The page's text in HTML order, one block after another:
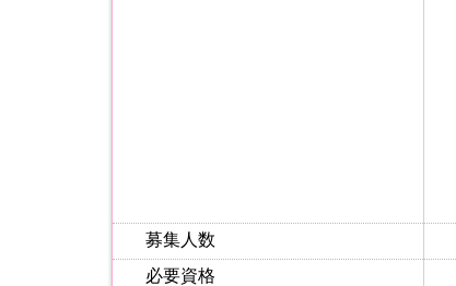
募集人数
必要資格